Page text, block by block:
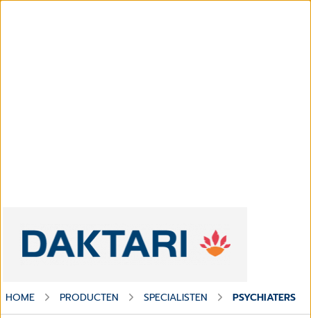
HOME PRODUCTEN SPECIALISTEN PSYCHIATERS